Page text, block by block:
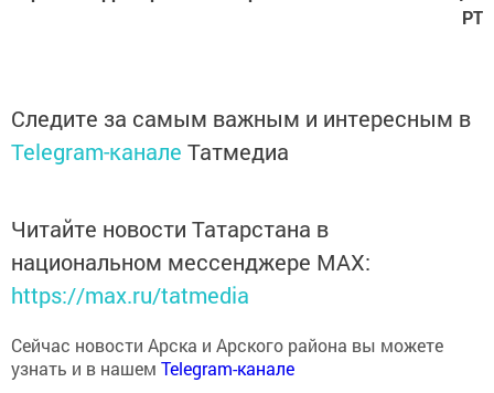
Telegram-каналеТатмедиа
национальном мессенджере MАХ:
https://max.ru/tatmedia
Сейчас новости Арска и Арского района вы можете
узнать и в нашемTelegram-канале